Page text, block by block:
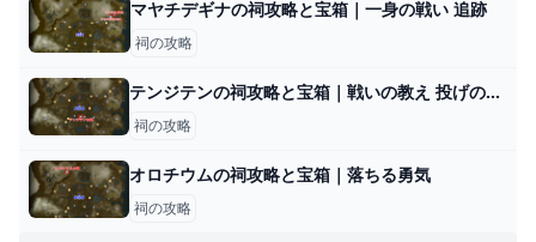
マヤチデギナの祠攻略と宝箱｜一身の戦い 追跡
祠の攻略
テンジテンの祠攻略と宝箱｜戦いの教え 投げの極意
祠の攻略
オロチウムの祠攻略と宝箱｜落ちる勇気
祠の攻略